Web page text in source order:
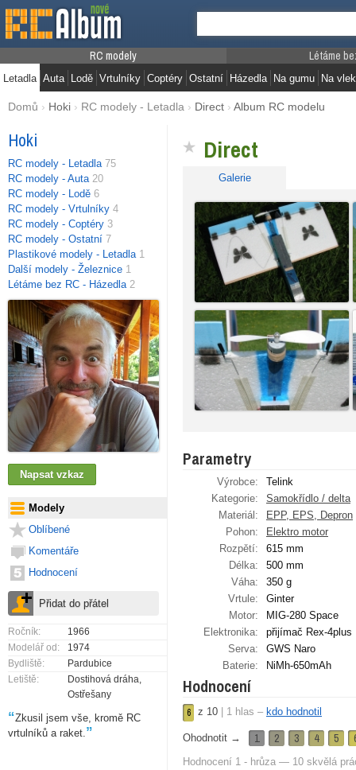
RC modely
Letadla Auta Lodě Vrtulníky Coptéry Ostatní
Létáme
Házedla Na gumu Na vlek
Domů › Hoki › RC modely - Letadla › Direct › Album RC modelu
Hoki
RC modely - Letadla 75
RC modely - Auta 20
RC modely - Lodě 6
RC modely - Vrtulníky 4
RC modely - Coptéry 3
RC modely - Ostatní 7
Plastikové modely - Letadla 1
Další modely - Železnice 1
Létáme bez RC - Házedla 2
Modely
Oblíbené
Komentáře
Hodnocení
Ročník:
1966
Modelář od:
1974
Bydliště:
Pardubice
Letiště:
Dostihová dráha,
Ostřešany
“Zkusil jsem vše, kromě RC
vrtulníků a raket.”
Direct
Galerie
Parametry
Výrobce:
Telink
Kategorie:
Samokřídlo / delta
Materiál:
EPP, EPS, Depron
Pohon:
Elektro motor
Rozpětí:
615 mm
Délka:
500 mm
Váha:
350 g
Vrtule:
Ginter
Motor:
MIG-280 Space
Elektronika:
přijímač Rex-4plus
Serva:
GWS Naro
Baterie:
NiMh-650mAh
Hodnocení
6 z 10 1 hlas – kdo hodnotil
Ohodnotit → 1 2 3 4 5
Hodnocení 1 - hrůza — 10 skvělá